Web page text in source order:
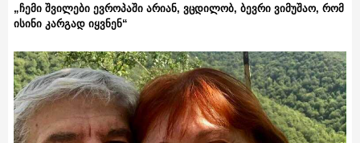
„ჩემი შვილები ევროპაში არიან, ვცდილობ, ბევრი ვიმუშაო, რომ
ისინი კარგად იყვნენ“